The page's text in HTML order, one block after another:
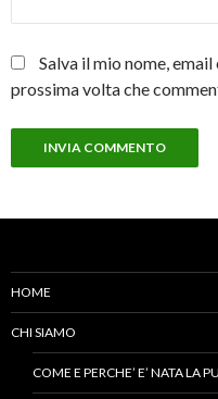
Salva il mio nome,
prossima volta che
HOME
CHI SIAMO
COME E PERCHE’ E’ NATA LA